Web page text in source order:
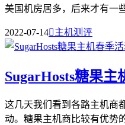
美国机房居多，后来才有一
2022-07-14主机测评
SugarHosts糖果
这几天我们看到各路主机商
动。糖果主机商比较有优势